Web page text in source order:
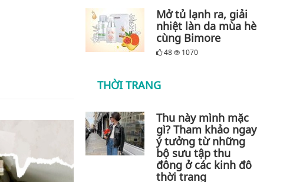
Mở tủ lạnh ra, giải
nhiệt làn da mùa hè
cùng Bimore
48 1070
THỜI TRANG
Thu này mình mặc
gì? Tham khảo ngay
ý tưởng từ những
bộ sưu tập thu
đông ở các kinh đô
thời trang